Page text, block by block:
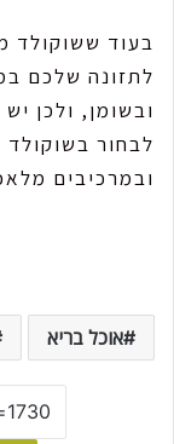
בעוד ששוקולד
לתזונה שלכם
ובשומן, ולכן
לבחור בשוקולד
ובמרכיבים
אוכל בריא